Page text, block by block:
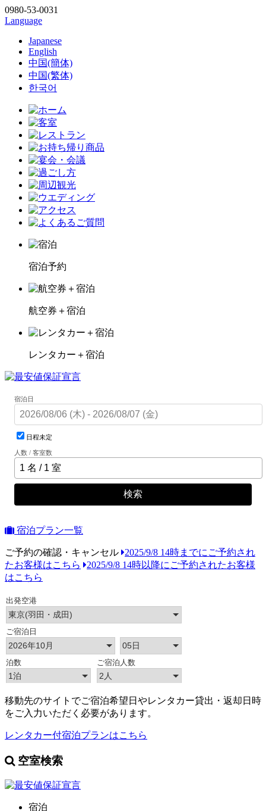
0980-53-0031
Language
Japanese
English
中国(簡体)
中国(繁体)
한국어
宿泊予約
航空券＋宿泊
レンタカー＋宿泊
宿泊日
日程未定
人数 / 客室数
検索
宿泊プラン一覧
ご予約の確認・キャンセル
2025/9/8 14時までにご予約され
たお客様はこちら
2025/9/8 14時以降にご予約されたお客様
はこちら
移動先のサイトでご宿泊希望日やレンタカー貸出・返却日時
をご入力いただく必要があります。
レンタカー付宿泊プランはこちら
空室検索
宿泊